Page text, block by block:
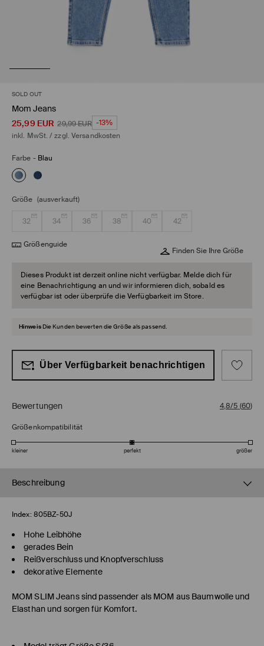
SOLD OUT
Mom Jeans
25,99 EUR 29,99EUR -13%
inkl. MwSt. / zzgl. Versandkosten
Farbe - Blau
Größe (ausverkauft)
32 34 36 38 40 42
Größenguide
Finden Sie Ihre Größe
Dieses Produkt ist derzeit online nicht verfügbar. Melde dich für
eine Benachrichtigung an und wir informieren dich, sobald es
verfügbar ist oder überprüfe die Verfügbarkeit im Store.
Hinweis Die Kunden bewerten die Größe als passend.
Über Verfügbarkeit benachrichtigen
Bewertungen 4,8/5 (60)
Größenkompatibilität
kleiner perfekt größer
Beschreibung
Index: 805BZ-50J
Hohe Leibhöhe
gerades Bein
Reißverschluss und Knopfverschluss
dekorative Elemente
MOM SLIMJeans sind passender als MOM aus Baumwolle und
Elasthan und sorgen für Komfort.